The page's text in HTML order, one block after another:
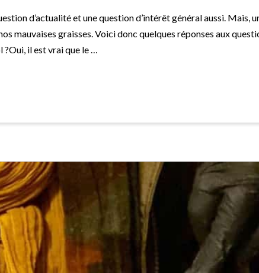
d’actualité et une question d’intérêt général aussi. Mais,
mauvaises graisses. Voici donc quelques réponses aux
il est vrai que le …